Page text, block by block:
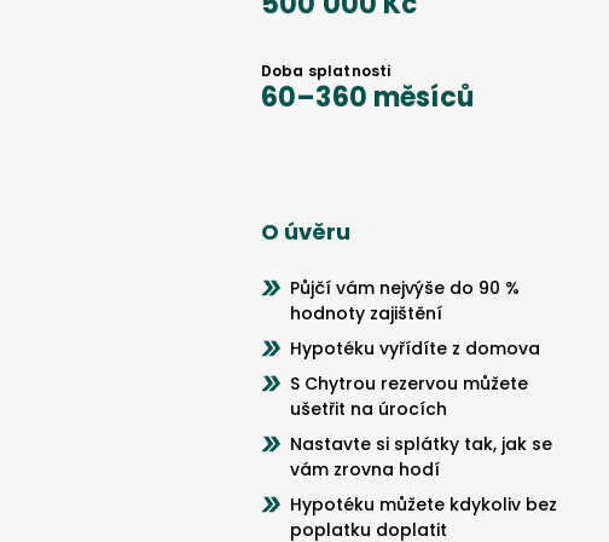
Doba splatnosti
60–360 měsíců
O úvěru
Půjčí vám nejvýše do 90 %
hodnoty zajištění
Hypotéku vyřídíte z domova
S Chytrou rezervou můžete
ušetřit na úrocích
Nastavte si splátky tak, jak se
vám zrovna hodí
Hypotéku můžete kdykoliv bez
poplatku doplatit